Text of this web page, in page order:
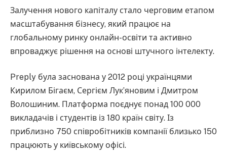
Залучення нового капіталу стало черговим етапом
масштабування бізнесу, який працює на
глобальному ринку онлайн-освіти та активно
впроваджує рішення на основі штучного інтелекту.
Preply була заснована у 2012 році українцями
Кирилом Бігаєм, Сергієм Лук’яновим і Дмитром
Волошиним. Платформа поєднує понад 100 000
викладачів і студентів із 180 країн світу. Із
приблизно 750 співробітників компанії близько 150
працюють у київському офісі.